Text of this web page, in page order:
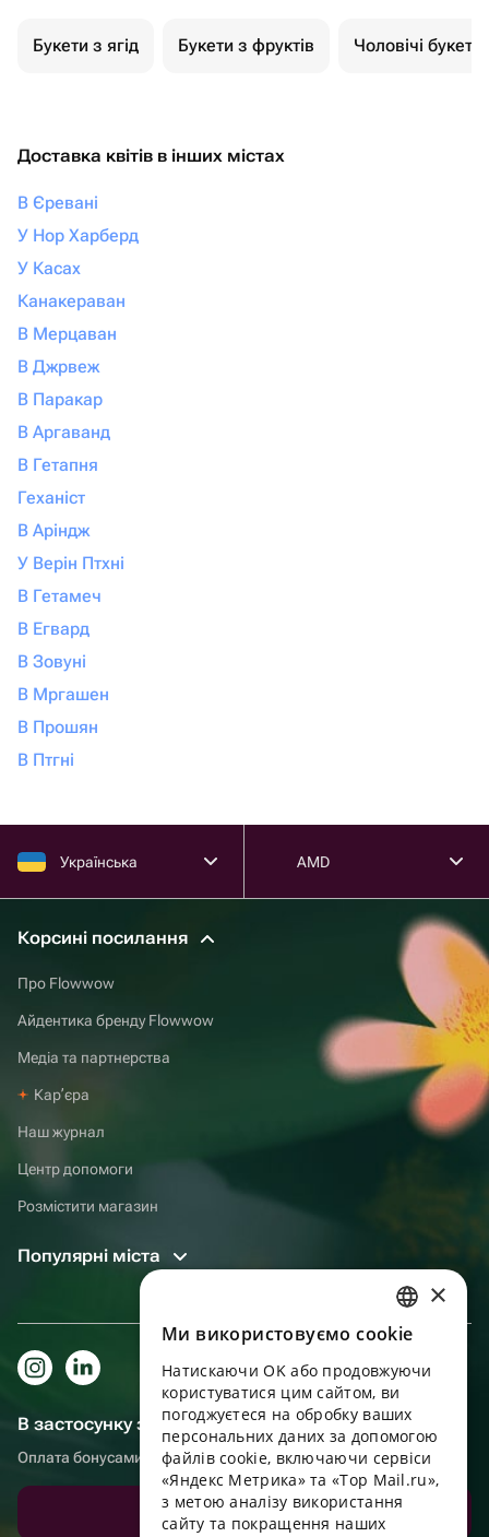
Букети з ягід Букети з фруктів Чоловічі букети
Доставка квітів в інших містах
В Єревані
У Нор Харберд
У Касах
Канакераван
В Мерцаван
В Джрвеж
В Паракар
В Аргаванд
В Гетапня
Геханіст
В Аріндж
У Верін Птхні
В Гетамеч
В Егвард
В Зовуні
В Мргашен
В Прошян
В Птгні
Українська AMD
Корсині посилання
Про Flowwow
Айдентика бренду Flowwow
Медіа та партнерства
Карʼєра
Наш журнал
Центр допомоги
Розмістити магазин
Популярні міста
В застосунку зручніше!
Оплата бонусами, самовивіз, зручний чат підтримки
Завантажити додаток
RUSSIAN
ENGLISH
UKRAINIAN
PORTUGUESE
SPANISH
HUNGARIAN
×
Ми використовуємо cookie
Натискаючи OK або продовжуючи
користуватися цим сайтом, ви
погоджуєтеся на обробку ваших
персональних даних за допомогою
файлів cookie, включаючи сервіси
«Яндекс Метрика» та «Top Mail.ru»,
з метою аналізу використання
сайту та покращення наших